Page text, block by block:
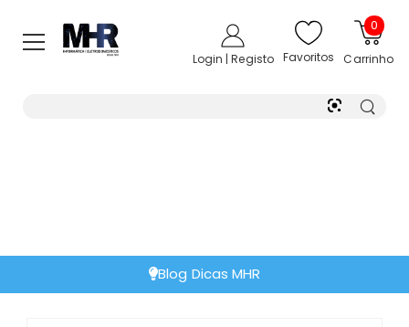
Login | Registo Favoritos
0
Carrinho
Blog Dicas MHR